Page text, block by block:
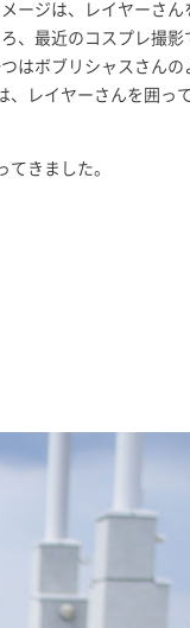
ージは、レイヤーさん
、最近のコスプレ撮影
はボブリシャスさんの
、レイヤーさんを囲っ
きました。